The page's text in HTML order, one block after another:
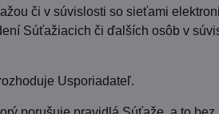
či v súvislosti so sieťami
Súťažiacich či ďalších osôb v
Usporiadateľ.